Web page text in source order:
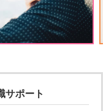
サポート